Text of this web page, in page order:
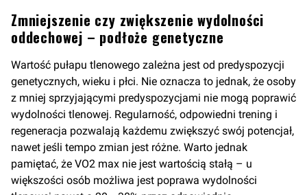
Zmniejszenie czy zwiększenie wydolności
oddechowej – podłoże genetyczne
Wartość pułapu tlenowego zależna jest od predyspozycji
genetycznych, wieku i płci. Nie oznacza to jednak, że osoby
z mniej sprzyjającymi predyspozycjami nie mogą poprawić
wydolności tlenowej. Regularność, odpowiedni trening i
regeneracja pozwalają każdemu zwiększyć swój potencjał,
nawet jeśli tempo zmian jest różne. Warto jednak
pamiętać, że VO2 max nie jest wartością stałą – u
większości osób możliwa jest poprawa wydolności